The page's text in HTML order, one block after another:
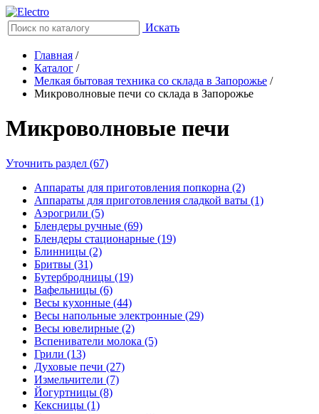
Искать
Главная /
Каталог /
Мелкая бытовая техника со склада в Запорожье /
Микроволновые печи со склада в Запорожье
Микроволновые печи
Уточнить раздел (67)
Аппараты для приготовления попкорна (2)
Аппараты для приготовления сладкой ваты (1)
Аэрогрили (5)
Блендеры ручные (69)
Блендеры стационарные (19)
Блинницы (2)
Бритвы (31)
Бутербродницы (19)
Вафельницы (6)
Весы кухонные (44)
Весы напольные электронные (29)
Весы ювелирные (2)
Вспениватели молока (5)
Грили (13)
Духовые печи (27)
Измельчители (7)
Йогуртницы (8)
Кексницы (1)